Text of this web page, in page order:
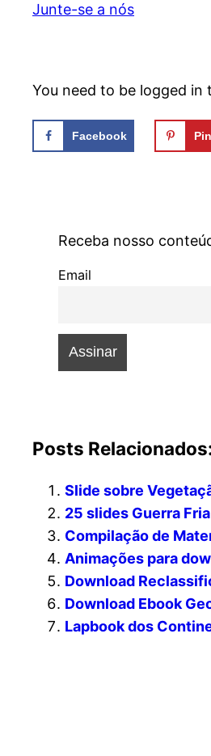
Junte-se a nós
You need to be logged
Facebook
Receba nosso
Email
Posts
Slide sobre
25 slides Guerra
Compilação de
Animações para
Download
Download Ebook
Lapbook dos